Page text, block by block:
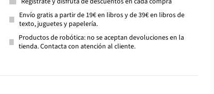
Envío gratis a partir de 19€ en libros y de 39€ en libros de
texto, juguetes y papelería.
Productos de robótica: no se aceptan devoluciones en la
tienda. Contacta con atención al cliente.